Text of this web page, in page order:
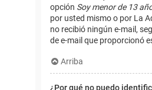
opción Soy menor de 13
por usted mismo o por La
no recibió ningún e-mail,
de e-mail que proporcionó
Arriba
¿Por qué no puedo